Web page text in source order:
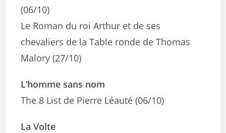
(06/10)
Le Roman du roi Arthur et de ses
chevaliers de la Table ronde de Thomas
Malory (27/10)
L’homme sans nom
The 8 List de Pierre Léauté (06/10)
La Volte